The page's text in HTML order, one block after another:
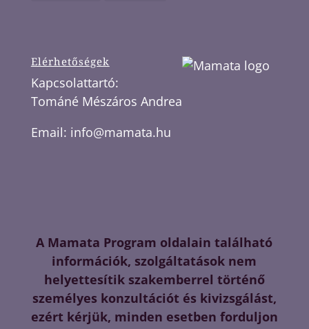
Elérhetőségek
Kapcsolattartó:
Tománé Mészáros Andrea
Email: info@mamata.hu
A Mamata Program oldalain található
információk, szolgáltatások nem
helyettesítik szakemberrel történő
személyes konzultációt és kivizsgálást,
ezért kérjük, minden esetben forduljon